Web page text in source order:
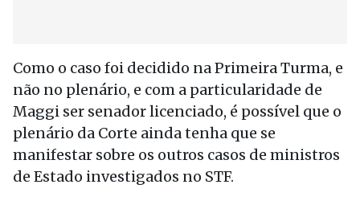
Como o caso foi decidido na Primeira Turma, e
não no plenário, e com a particularidade de
Maggi ser senador licenciado, é possível que o
plenário da Corte ainda tenha que se
manifestar sobre os outros casos de ministros
de Estado investigados no STF.